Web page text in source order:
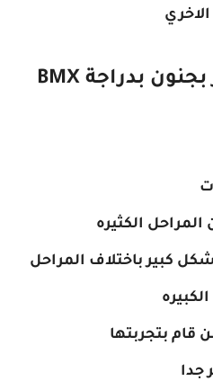
الكثيره
كبير باختلاف المراحل
قام بتجربتها
جدا